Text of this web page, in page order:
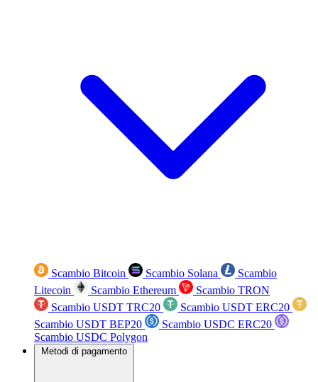
Scambio Bitcoin Scambio Solana
Scambio
Litecoin
Scambio Ethereum
Scambio TRON
Scambio USDT TRC20
Scambio USDT ERC20
Scambio USDT BEP20
Scambio USDC ERC20
Scambio USDC Polygon
Metodi di pagamento